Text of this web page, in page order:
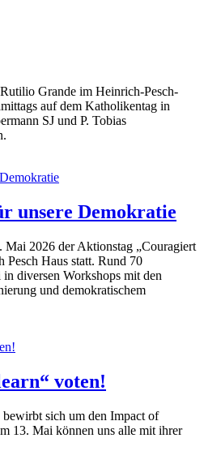
Grande im Heinrich-Pesch-
auf dem Katholikentag in
SJ und P. Tobias
unsere Demokratie
Mai 2026 der Aktionstag „Couragiert
Pesch Haus statt. Rund 70
diversen Workshops mit den
und demokratischem
voten!
sich um den Impact of
13. Mai können uns alle mit ihrer